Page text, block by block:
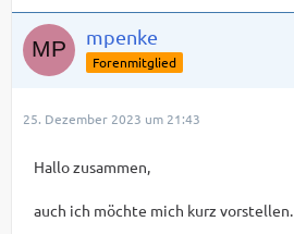
mpenke
Forenmitglied
25. Dezember 2023 um 21:43
Hallo zusammen,
auch ich möchte mich kurz vorstellen.